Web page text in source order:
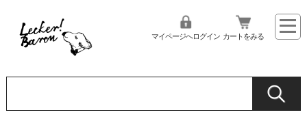
マイページへログイン カートをみる